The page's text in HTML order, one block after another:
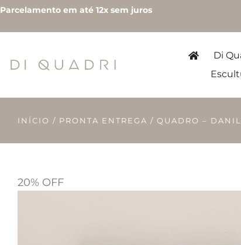
Parcelamento em até 12x sem juros
Di
INÍCIO / PRONTA ENTREGA / QUADRO –
20% OFF